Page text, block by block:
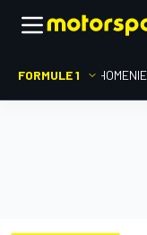
FORMULE 1 HOME